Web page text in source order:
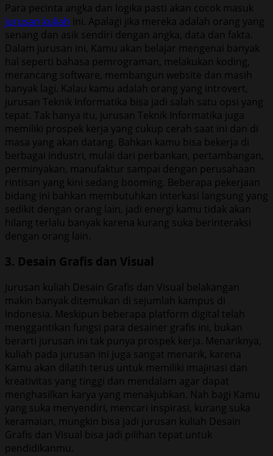
Para pecinta angka dan logika pasti akan cocok masuk
jurusan kuliah ini. Apalagi jika mereka adalah orang yang
senang dan asik sendiri dengan angka, data dan fakta.
Dalam jurusan ini, Kamu akan belajar mengenai banyak
hal seperti bahasa pemrograman, melakukan koding,
merancang software, membangun website dan masih
banyak lagi. Kalau kamu adalah orang yang introvert,
jurusan Teknik Informatika bisa jadi salah satu opsi yang
tepat. Tak hanya itu, jurusan Teknik Informatika juga
memiliki prospek kerja yang cukup cerah saat ini dan di
masa yang akan datang. Bahkan kamu bisa bekerja di
berbagai industri, mulai dari perbankan, pertambangan,
perminyakan, manufaktur sampai dengan perusahaan
rintisan yang kini sedang booming. Beberapa pekerjaan
bidang ini bahkan membutuhkan interkasi langsung yang
sedikit dengan orang lain, jadi energi kamu tidak akan
hilang terlalu banyak karena kurang suka berinteraksi
dengan orang lain.
3. Desain Grafis dan Visual
Jurusan kuliah Desain Grafis dan Visual belakangan
makin banyak ditemukan di sejumlah kampus di
Indonesia. Meskipun beberapa platform digital telah
menggantikan fungsi para desainer grafis ini, bukan
berarti jurusan ini tak punya prospek kerja. Menariknya,
kuliah pada jurusan ini juga sangat menarik, karena
Kamu akan dilatih terus untuk memiliki imajinasi dan
kreativitas yang tinggi dan mendalam agar dapat
menghasilkan karya yang menakjubkan. Nah bagi Kamu
yang suka menyendiri, mencari inspirasi, kurang suka
keramaian, mungkin bisa jadi jurusan kuliah Desain
Grafis dan Visual bisa jadi pilihan tepat untuk
pendidikanmu.